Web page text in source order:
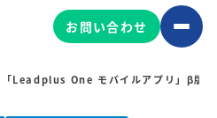
お問い合わせ
「Leadplus One モバイルアプリ」β版